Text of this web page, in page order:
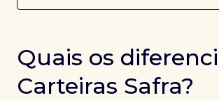
Quais os
Carteiras Safra?